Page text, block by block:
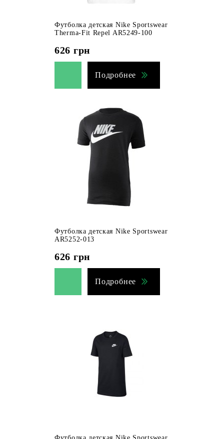
Футболка детская Nike Sportswear
Therma-Fit Repel AR5249-100
626 грн
Подробнее
Футболка детская Nike Sportswear
AR5252-013
626 грн
Подробнее